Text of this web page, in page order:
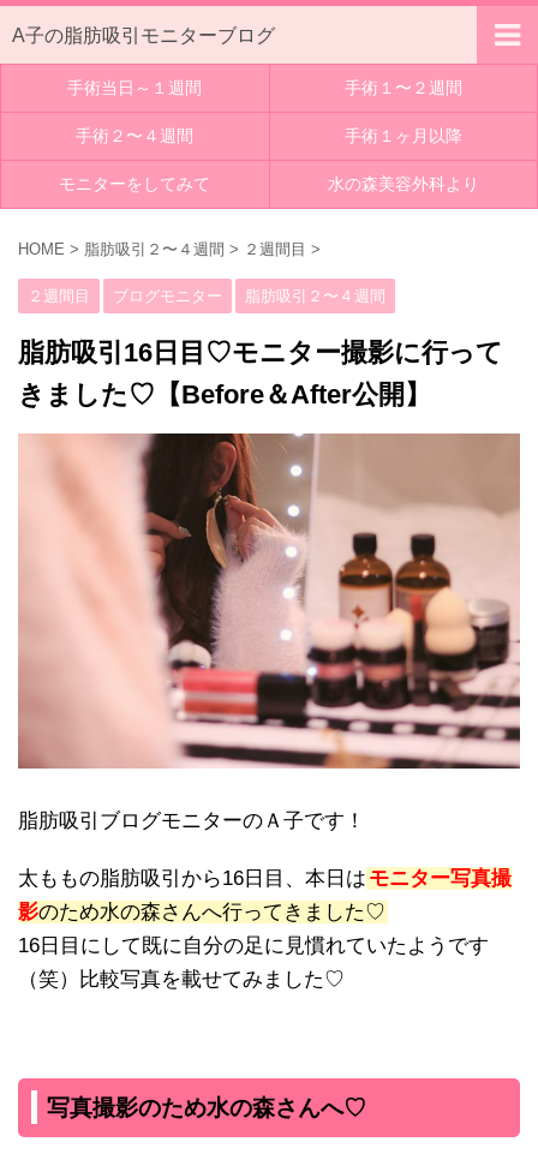
A子の脂肪吸引モニターブログ
手術当日～１週間 手術１〜２週間
手術２〜４週間 手術１ヶ月以降
モニターをしてみて 水の森美容外科より
HOME > 脂肪吸引２〜４週間 > ２週間目 >
２週間目 ブログモニター 脂肪吸引２〜４週間
脂肪吸引16日目♡モニター撮影に行って
きました♡【Before＆After公開】
脂肪吸引ブログモニターのＡ子です！
太ももの脂肪吸引から16日目、本日は モニター写真撮
影のため水の森さんへ行ってきました♡
16日目にして既に自分の足に見慣れていたようです
（笑）比較写真を載せてみました♡
写真撮影のため水の森さんへ♡